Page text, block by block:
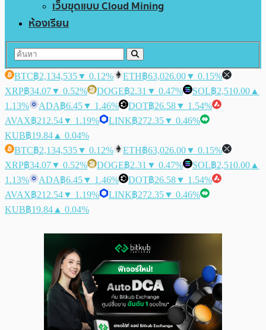
เว็บขุดแบบ Cloud Mining
ห้องเรียน
BTC฿2,134,535▼ 0.12% ETH฿63,026.00▼ 0.15%
XRP฿34.07▼ 0.52% DOGE฿2.31 ▼ 0.47% SOL฿2,510.00 ▲
1.13%
ADA฿6.45▼ 1.46% DOT฿26.58▼ 1.54%
AVAX฿212.54▼ 1.19% LINK฿272.35▼ 0.46%
KUB฿19.84 ▲ 0.04%
BTC฿2,134,535▼ 0.12% ETH฿63,026.00▼ 0.15%
XRP฿34.07▼ 0.52% DOGE฿2.31 ▼ 0.47% SOL฿2,510.00 ▲
1.13%
ADA฿6.45▼ 1.46% DOT฿26.58▼ 1.54%
AVAX฿212.54▼ 1.19% LINK฿272.35▼ 0.46%
KUB฿19.84 ▲ 0.04%